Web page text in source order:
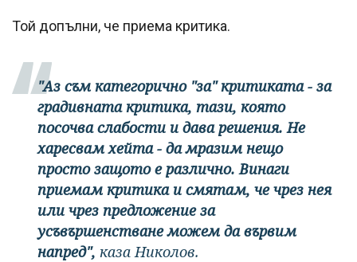
Той допълни, че приема критика.
"Аз съм категорично "за" критиката - за
градивната критика, тази, която
посочва слабости и дава решения. Не
харесвам хейта - да мразим нещо
просто защото е различно. Винаги
приемам критика и смятам, че чрез нея
или чрез предложение за
усъвършенстване можем да вървим
напред", каза Николов.